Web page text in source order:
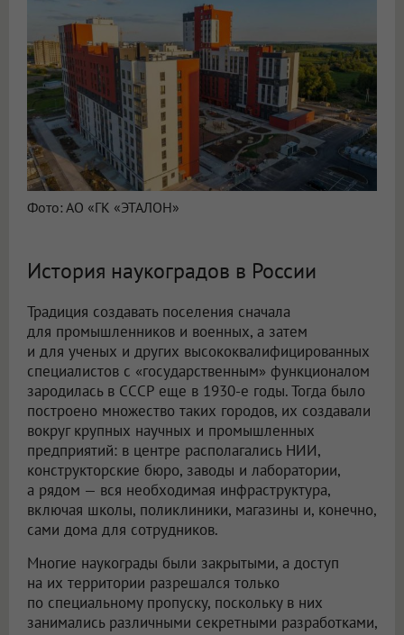
Фото: АО «ГК «ЭТАЛОН»
История наукоградов в России
Традиция создавать поселения сначала
для промышленников и военных, а затем
и для ученых и других высококвалифицированных
специалистов с «государственным» функционалом
зародилась в СССР еще в 1930-е годы. Тогда было
построено множество таких городов, их создавали
вокруг крупных научных и промышленных
предприятий: в центре располагались НИИ,
конструкторские бюро, заводы и лаборатории,
а рядом — вся необходимая инфраструктура,
включая школы, поликлиники, магазины и, конечно,
сами дома для сотрудников.
Многие наукограды были закрытыми, а доступ
на их территории разрешался только
по специальному пропуску, поскольку в них
занимались различными секретными разработками,